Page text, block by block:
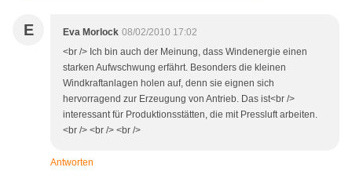
E Eva Morlock 08/02/2010 17:02
<br /> Ich bin auch der Meinung, dass Windenergie einen
starken Aufwschwung erfährt. Besonders die kleinen
Windkraftanlagen holen auf, denn sie eignen sich
hervorragend zur Erzeugung von Antrieb. Das ist<br />
interessant für Produktionsstätten, die mit Pressluft arbeiten.
<br /> <br /> <br />
Antworten